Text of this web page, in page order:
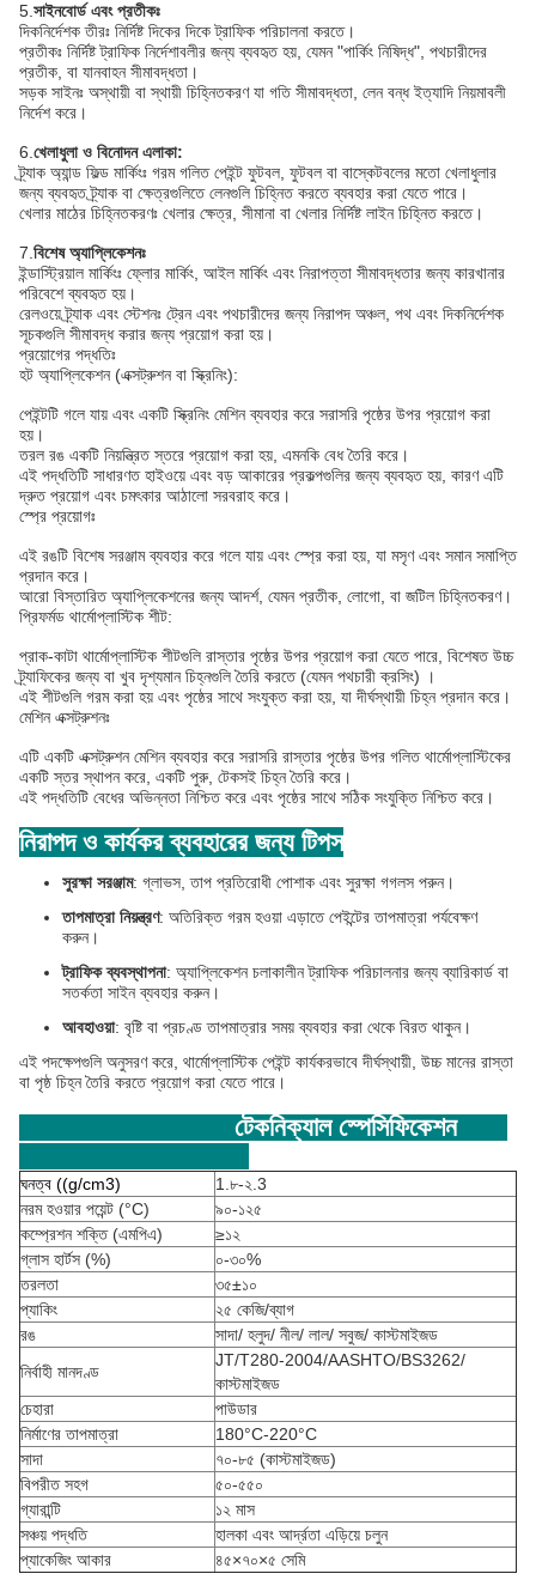
5. সাইনবোর্ড এবং প্রতীকঃ
দিকনির্দেশক তীরঃ নির্দিষ্ট দিকের দিকে ট্রাফিক পরিচালনা করতে।
প্রতীকঃ নির্দিষ্ট ট্রাফিক নির্দেশাবলীর জন্য ব্যবহৃত হয়, যেমন "পার্কিং নিষিদ্ধ", পথচারীদের
প্রতীক, বা যানবাহন সীমাবদ্ধতা।
সড়ক সাইনঃ অস্থায়ী বা স্থায়ী চিহ্নিতকরণ যা গতি সীমাবদ্ধতা, লেন বন্ধ ইত্যাদি নিয়মাবলী
নির্দেশ করে।
6. খেলাধুলা ও বিনোদন এলাকা:
ট্র্যাক অ্যান্ড ফিল্ড মার্কিংঃ গরম গলিত পেইন্ট ফুটবল, ফুটবল বা বাস্কেটবলের মতো খেলাধুলার
জন্য ব্যবহৃত ট্র্যাক বা ক্ষেত্রগুলিতে লেনগুলি চিহ্নিত করতে ব্যবহার করা যেতে পারে।
খেলার মাঠের চিহ্নিতকরণঃ খেলার ক্ষেত্র, সীমানা বা খেলার নির্দিষ্ট লাইন চিহ্নিত করতে।
7. বিশেষ অ্যাপ্লিকেশনঃ
ইন্ডাস্ট্রিয়াল মার্কিংঃ ফ্লোর মার্কিং, আইল মার্কিং এবং নিরাপত্তা সীমাবদ্ধতার জন্য কারখানার
পরিবেশে ব্যবহৃত হয়।
রেলওয়ে ট্র্যাক এবং স্টেশনঃ ট্রেন এবং পথচারীদের জন্য নিরাপদ অঞ্চল, পথ এবং দিকনির্দেশক
সূচকগুলি সীমাবদ্ধ করার জন্য প্রয়োগ করা হয়।
প্রয়োগের পদ্ধতিঃ
হট অ্যাপ্লিকেশন (এক্সট্রুশন বা স্ক্রিনিং):
পেইন্টটি গলে যায় এবং একটি স্ক্রিনিং মেশিন ব্যবহার করে সরাসরি পৃষ্ঠের উপর প্রয়োগ করা
হয়।
তরল রঙ একটি নিয়ন্ত্রিত স্তরে প্রয়োগ করা হয়, এমনকি বেধ তৈরি করে।
এই পদ্ধতিটি সাধারণত হাইওয়ে এবং বড় আকারের প্রকল্পগুলির জন্য ব্যবহৃত হয়, কারণ এটি
দ্রুত প্রয়োগ এবং চমৎকার আঠালো সরবরাহ করে।
স্প্রে প্রয়োগঃ
এই রঙটি বিশেষ সরঞ্জাম ব্যবহার করে গলে যায় এবং স্প্রে করা হয়, যা মসৃণ এবং সমান সমাপ্তি
প্রদান করে।
আরো বিস্তারিত অ্যাপ্লিকেশনের জন্য আদর্শ, যেমন প্রতীক, লোগো, বা জটিল চিহ্নিতকরণ।
প্রিফর্মড থার্মোপ্লাস্টিক শীট:
প্রাক-কাটা থার্মোপ্লাস্টিক শীটগুলি রাস্তার পৃষ্ঠের উপর প্রয়োগ করা যেতে পারে, বিশেষত উচ্চ
ট্র্যাফিকের জন্য বা খুব দৃশ্যমান চিহ্নগুলি তৈরি করতে (যেমন পথচারী ক্রসিং) ।
এই শীটগুলি গরম করা হয় এবং পৃষ্ঠের সাথে সংযুক্ত করা হয়, যা দীর্ঘস্থায়ী চিহ্ন প্রদান করে।
মেশিন এক্সট্রুশনঃ
এটি একটি এক্সট্রুশন মেশিন ব্যবহার করে সরাসরি রাস্তার পৃষ্ঠের উপর গলিত থার্মোপ্লাস্টিকের
একটি স্তর স্থাপন করে, একটি পুরু, টেকসই চিহ্ন তৈরি করে।
এই পদ্ধতিটি বেধের অভিন্নতা নিশ্চিত করে এবং পৃষ্ঠের সাথে সঠিক সংযুক্তি নিশ্চিত করে।
নিরাপদ ও কার্যকর ব্যবহারের জন্য টিপস
সুরক্ষা সরঞ্জাম: গ্লাভস, তাপ প্রতিরোধী পোশাক এবং সুরক্ষা গগলস পরুন।
তাপমাত্রা নিয়ন্ত্রণ: অতিরিক্ত গরম হওয়া এড়াতে পেইন্টের তাপমাত্রা পর্যবেক্ষণ
করুন।
ট্রাফিক ব্যবস্থাপনা: অ্যাপ্লিকেশন চলাকালীন ট্রাফিক পরিচালনার জন্য ব্যারিকার্ড বা
সতর্কতা সাইন ব্যবহার করুন।
আবহাওয়া: বৃষ্টি বা প্রচণ্ড তাপমাত্রার সময় ব্যবহার করা থেকে বিরত থাকুন।
এই পদক্ষেপগুলি অনুসরণ করে, থার্মোপ্লাস্টিক পেইন্ট কার্যকরভাবে দীর্ঘস্থায়ী, উচ্চ মানের রাস্তা
বা পৃষ্ঠ চিহ্ন তৈরি করতে প্রয়োগ করা যেতে পারে।
টেকনিক্যাল স্পেসিফিকেশন
ঘনত্ব ((g/cm3)
1.৮-২.3
নরম হওয়ার পয়েন্ট (°C)
৯০-১২৫
কম্প্রেশন শক্তি (এমপিএ)
≥১২
গ্লাস হার্টস (%)
০-৩০%
তরলতা
৩৫±১০
প্যাকিং
২৫ কেজি/ব্যাগ
রঙ
সাদা/ হলুদ/ নীল/ লাল/ সবুজ/ কাস্টমাইজড
নির্বাহী মানদণ্ড
JT/T280-2004/AASHTO/BS3262/
কাস্টমাইজড
চেহারা
পাউডার
নির্মাণের তাপমাত্রা
180°C-220°C
সাদা
৭০-৮৫ (কাস্টমাইজড)
বিপরীত সহগ
৫০-৫৫০
গ্যারান্টি
১২ মাস
সঞ্চয় পদ্ধতি
হালকা এবং আর্দ্রতা এড়িয়ে চলুন
প্যাকেজিং আকার
৪৫×৭০×৫ সেমি